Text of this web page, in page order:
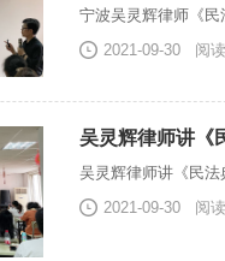
宁波吴灵辉律师《
2021-09-30 阅
吴灵辉律师讲《
吴灵辉律师讲《民法
2021-09-30 阅